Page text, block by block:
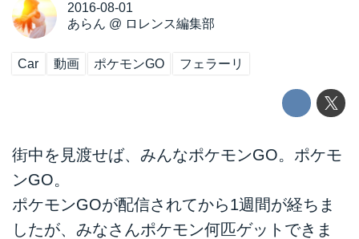
2016-08-01
あらん @ ロレンス編集部
Car 動画 ポケモンGO フェラーリ
街中を見渡せば、みんなポケモンGO。ポケモ
ンGO。
ポケモンGOが配信されてから1週間が経ちま
したが、みなさんポケモン何匹ゲットできま